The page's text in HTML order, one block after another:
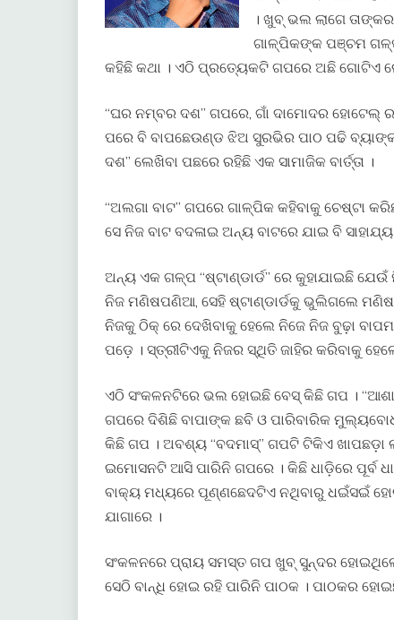
। ଖୁବ୍ ଭଲ ଲାଗେ
ଗାଳ୍ପିକଙ୍କ ପଞ୍ଚମ ଗଳ୍ପ
କହିଛି କଥା । ଏଠି ପ୍ରତ୍ୟେକଟି ଗପରେ ଅଛି ଗୋଟିଏ
“ଘର ନମ୍ବର ଦଶ” ଗପରେ, ଗାଁ ଦାମୋଦର ହୋଟେଲ୍
ପରେ ବି ବାପଛେଉଣ୍ଡ ଝିଅ ସୁରଭିର ପାଠ ପଢି
ଦଶ” ଲେଖିବା ପଛରେ ରହିଛି ଏକ ସାମାଜିକ ବାର୍ତ୍ତା ।
“ଅଲଗା ବାଟ” ଗପରେ ଗାଳ୍ପିକ କହିବାକୁ ଚେଷ୍ଟା
ସେ ନିଜ ବାଟ ବଦଳାଇ ଅନ୍ୟ ବାଟରେ ଯାଇ ବି
ଅନ୍ୟ ଏକ ଗଳ୍ପ “ଷ୍ଟାଣ୍ଡାର୍ଡ” ରେ କୁହାଯାଇଛି
ନିଜ ମଣିଷପଣିଆ, ସେହି ଷ୍ଟାଣ୍ଡାର୍ଡକୁ ଭୁଲିଗଲେ
ନିଜକୁ ଠିକ୍ ରେ ଦେଖିବାକୁ ହେଲେ ନିଜେ ନିଜ ବୁଢ଼ା
ପଡ଼େ । ସ୍ତ୍ରୀଟିଏକୁ ନିଜର ସ୍ଥିତି ଜାହିର କରିବାକୁ
ଏଠି ସଂକଳନଟିରେ ଭଲ ହୋଇଛି ବେସ୍ କିଛି ଗପ ।
ଗପରେ ଦିଶିଛି ବାପାଙ୍କ ଛବି ଓ ପାରିବାରିକ
କିଛି ଗପ । ଅବଶ୍ୟ “ବଦମାସ୍” ଗପଟି ଟିକିଏ ଖାପଛଡ଼ା
ଇମୋସନଟି ଆସି ପାରିନି ଗପରେ । କିଛି ଧାଡ଼ିରେ ପୂର୍ବ
ବାକ୍ୟ ମଧ୍ୟରେ ପୂଣ୍ଣଛେଦଟିଏ ନଥିବାରୁ ଧଇଁସଇଁ
ଯାଗାରେ ।
ସଂକଳନରେ ପ୍ରାୟ ସମସ୍ତ ଗପ ଖୁବ୍ ସୁନ୍ଦର
ସେଠି ବାନ୍ଧି ହୋଇ ରହି ପାରିନି ପାଠକ । ପାଠକର